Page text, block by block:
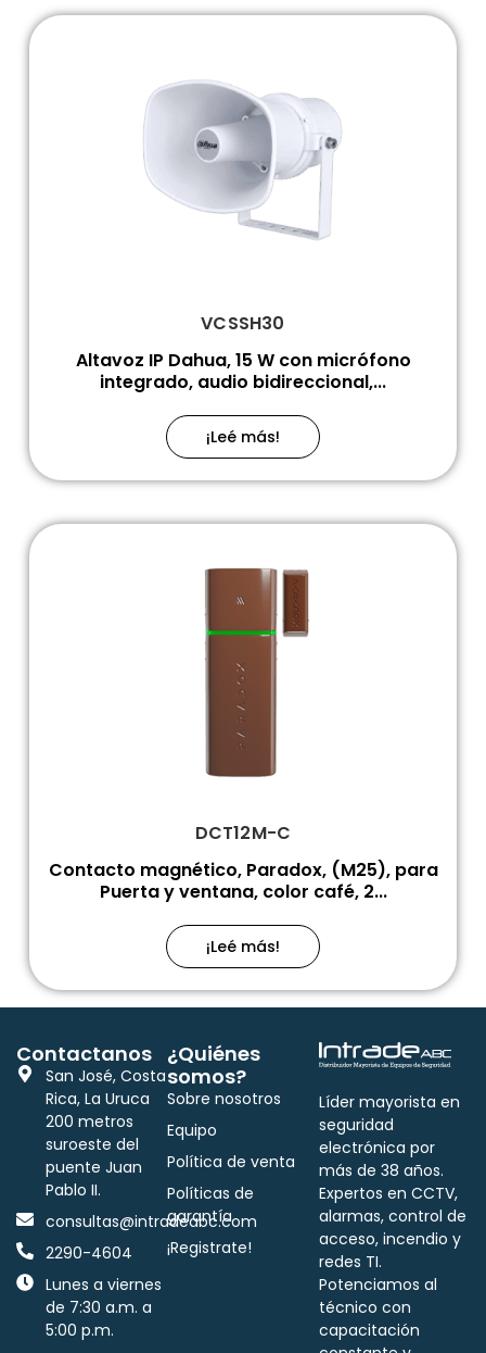
VCSSH30
Altavoz IP Dahua, 15 W con micrófono
integrado, audio bidireccional,...
¡Leé más!
DCT12M-C
Contacto magnético, Paradox, (M25), para
Puerta y ventana, color café, 2...
¡Leé más!
Líder mayorista en
seguridad
electrónica por
más de 38 años.
Expertos en CCTV,
alarmas, control de
acceso, incendio y
redes TI.
Potenciamos al
técnico con
capacitación
¿Quiénes
somos?
Sobre nosotros
Equipo
Política de venta
Políticas de
garantía
¡Registrate!
Contactanos
San José, Costa
Rica, La Uruca
200 metros
suroeste del
puente Juan
Pablo II.
consultas@intradeabc.com
2290-4604
Lunes a viernes
de 7:30 a.m. a
5:00 p.m.